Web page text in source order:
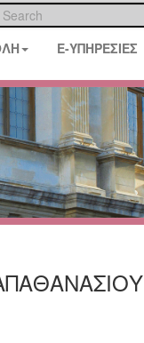
E-ΥΠΗΡΕΣΙΕΣ